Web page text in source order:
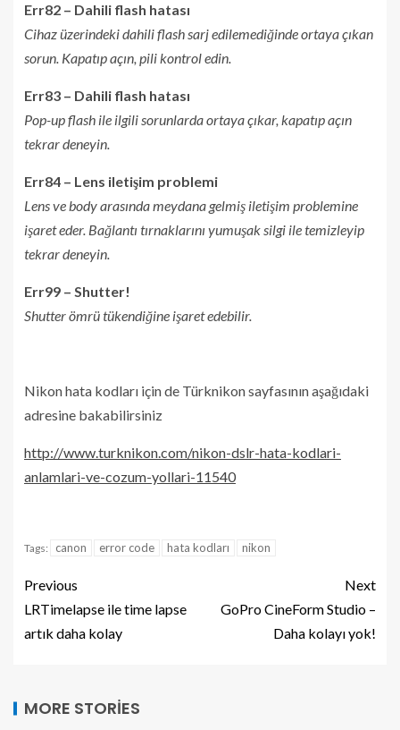
Err82 – Dahili flash hatası
Cihaz üzerindeki dahili flash sarj edilemediğinde ortaya çıkan
sorun. Kapatıp açın, pili kontrol edin.
Err83 – Dahili flash hatası
Pop-up flash ile ilgili sorunlarda ortaya çıkar, kapatıp açın
tekrar deneyin.
Err84 – Lens iletişim problemi
Lens ve body arasında meydana gelmiş iletişim problemine
işaret eder. Bağlantı tırnaklarını yumuşak silgi ile temizleyip
tekrar deneyin.
Err99 – Shutter!
Shutter ömrü tükendiğine işaret edebilir.
Nikon hata kodları için de Türknikon sayfasının aşağıdaki
adresine bakabilirsiniz
http://www.turknikon.com/nikon-dslr-hata-kodlari-
anlamlari-ve-cozum-yollari-11540
Tags: canon error code hata kodları nikon
Previous
LRTimelapse ile time lapse
artık daha kolay
Next
GoPro CineForm Studio –
Daha kolayı yok!
MORE STORIES